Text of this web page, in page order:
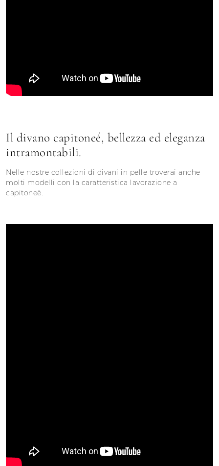
Il divano capitoneé, bellezza ed eleganza
intramontabili.
Nelle nostre collezioni di divani in pelle troverai anche
molti modelli con la caratteristica lavorazione a
capitoneè.